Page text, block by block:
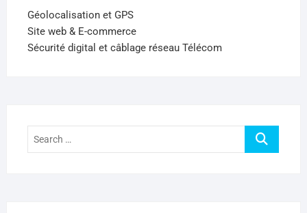
Géolocalisation et GPS
Site web & E-commerce
Sécurité digital et câblage réseau Télécom
Search